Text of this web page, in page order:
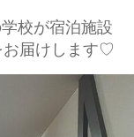
校が宿泊施設
お届けします♡